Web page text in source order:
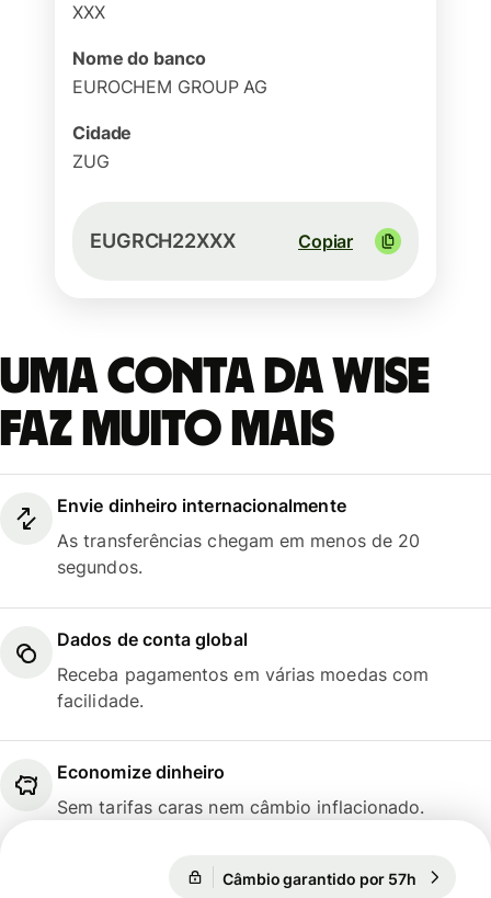
XXX
Nome do banco
EUROCHEM GROUP AG
Cidade
ZUG
EUGRCH22XXX Copiar
Uma conta da Wise
faz muito mais
Envie dinheiro internacionalmente
As transferências chegam em menos de 20
segundos.
Dados de conta global
Receba pagamentos em várias moedas com
facilidade.
Economize dinheiro
Sem tarifas caras nem câmbio inflacionado.
Câmbio garantido por 57h